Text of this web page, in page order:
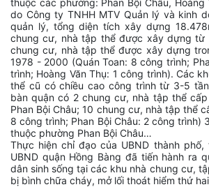
thuộc các phường: Phan Bội Châu, Hoàng
do Công ty TNHH MTV Quản lý và kinh
quản lý, tổng diện tích xây dựng
chung cư, nhà tập thể được xây dựng từ
chung cư, nhà tập thể được xây dựng
1978 - 2000 (Quán Toan: 8 công trình;
trình; Hoàng Văn Thụ: 1 công trình). Các
thể cũ có chiều cao công trình từ 3-5
bàn quận có 2 chung cư, nhà tập thể
Phan Bội Châu; 10 chung cư, nhà tập thể
8 công trình; Phan Bội Châu: 2 công trình)
thuộc phường Phan Bội Châu…
Thực hiện chỉ đạo của UBND thành phố,
UBND quận Hồng Bàng đã tiến hành ra
dân sinh sống tại các khu nhà chung cư,
bị bình chữa cháy, mở lối thoát hiểm thứ